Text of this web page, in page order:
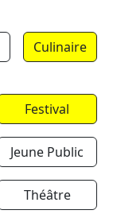
Culinaire
Festival
Jeune Public
Théâtre